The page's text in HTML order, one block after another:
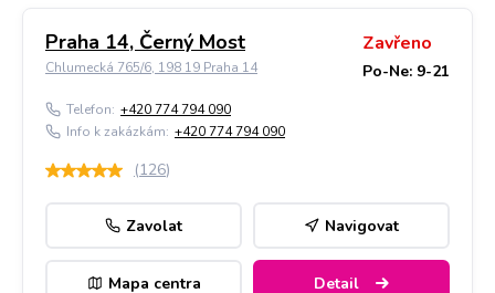
Praha 14, Černý Most
Chlumecká 765/6, 198 19 Praha 14
Zavřeno
Po-Ne: 9-21
Telefon: +420 774 794 090
Info k zakázkám: +420 774 794 090
(126)
Zavolat Navigovat
Mapa centra Detail